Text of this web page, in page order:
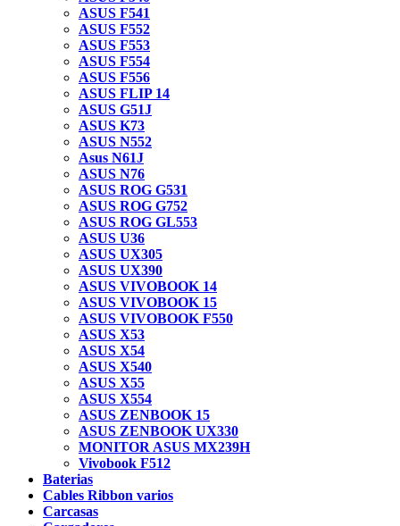
ASUS F541
ASUS F552
ASUS F553
ASUS F554
ASUS F556
ASUS FLIP 14
ASUS G51J
ASUS K73
ASUS N552
Asus N61J
ASUS N76
ASUS ROG G531
ASUS ROG G752
ASUS ROG GL553
ASUS U36
ASUS UX305
ASUS UX390
ASUS VIVOBOOK 14
ASUS VIVOBOOK 15
ASUS VIVOBOOK F550
ASUS X53
ASUS X54
ASUS X540
ASUS X55
ASUS X554
ASUS ZENBOOK 15
ASUS ZENBOOK UX330
MONITOR ASUS MX239H
Vivobook F512
Baterias
Cables Ribbon varios
Carcasas